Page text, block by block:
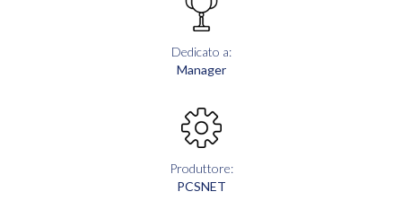
Dedicato a:
Manager
Produttore:
PCSNET